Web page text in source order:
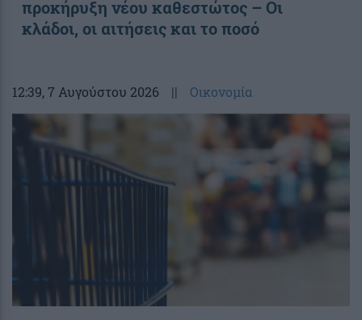
προκήρυξη νέου καθεστώτος – Οι
κλάδοι, οι αιτήσεις και το ποσό
12:39, 7 Αυγούστου 2026 || Οικονομία